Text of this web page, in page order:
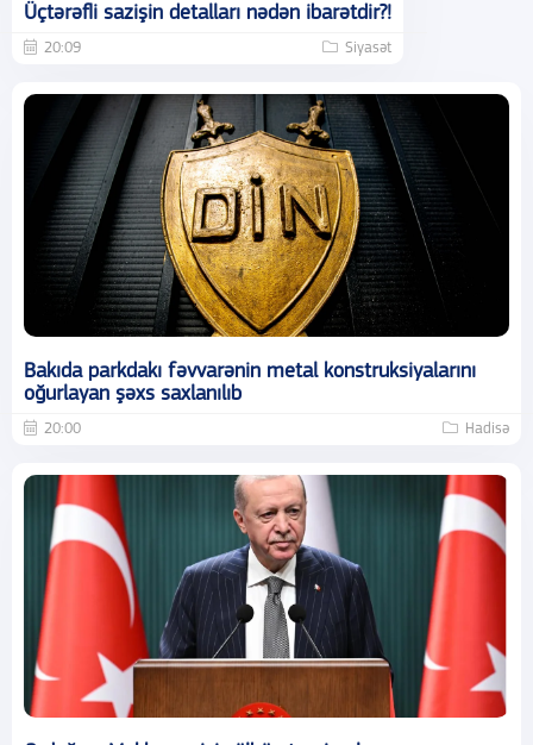
Üçtərəfli sazişin detalları nədən ibarətdir?!
20:09 Siyasət
Bakıda parkdakı fəvvarənin metal konstruksiyalarını
oğurlayan şəxs saxlanılıb
20:00 Hadisə